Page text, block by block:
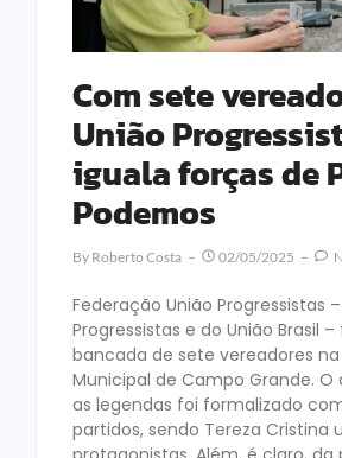
Com sete
União
iguala forças de
Podemos
By Roberto Costa 02/05/2025
Federação União Progressistas
Progressistas e do União Brasil
bancada de sete vereadores
Municipal de Campo Grande.
as legendas foi formalizado
partidos, sendo Tereza Cristina